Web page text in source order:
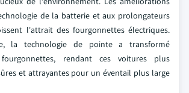
de la batterie et aux prolongateurs
l'attrait des fourgonnettes électriques.
la technologie de pointe a transformé
rendant ces voitures plus
et attrayantes pour un éventail plus large